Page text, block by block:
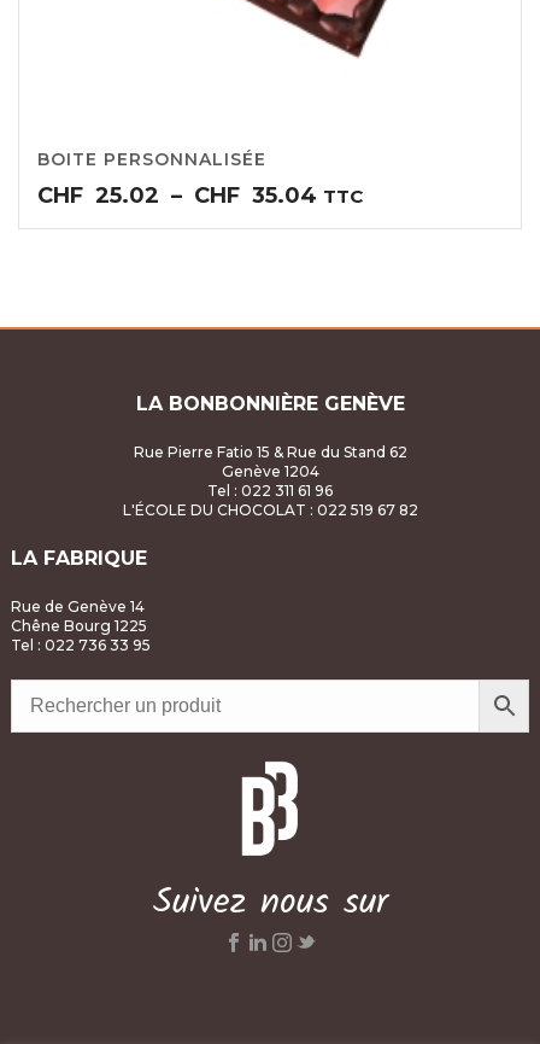
BOITE PERSONNALISÉE
CHF 25.02 – CHF 35.04 Plage
de
CHF35.04
TTC
LA BONBONNIÈRE GENÈVE
Rue Pierre Fatio 15 & Rue du Stand 62
Genève 1204
Tel : 022 311 61 96
L'ÉCOLE DU CHOCOLAT : 022 519 67 82
LA FABRIQUE
Rue de Genève 14
Chêne Bourg 1225
Tel : 022 736 33 95
Suivez nous sur